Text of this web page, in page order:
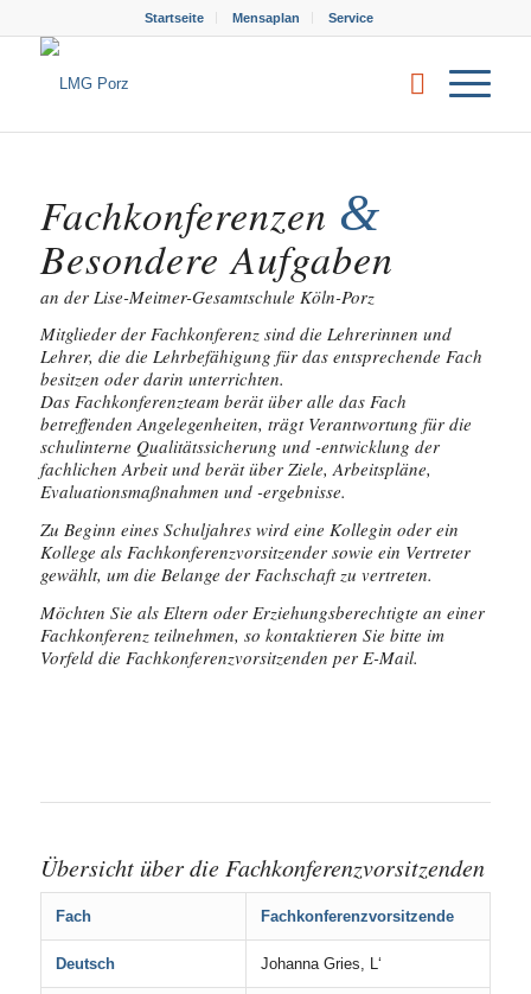
Startseite Mensaplan Service
Fachkonferenzen &
Besondere Aufgaben
an der Lise-Meitner-Gesamtschule Köln-Porz
Mitglieder der Fachkonferenz sind die Lehrerinnen und
Lehrer, die die Lehrbefähigung für das entsprechende Fach
besitzen oder darin unterrichten.
Das Fachkonferenzteam berät über alle das Fach
betreffenden Angelegenheiten, trägt Verantwortung für die
schulinterne Qualitätssicherung und -entwicklung der
fachlichen Arbeit und berät über Ziele, Arbeitspläne,
Evaluationsmaßnahmen und -ergebnisse.
Zu Beginn eines Schuljahres wird eine Kollegin oder ein
Kollege als Fachkonferenzvorsitzender sowie ein Vertreter
gewählt, um die Belange der Fachschaft zu vertreten.
Möchten Sie als Eltern oder Erziehungsberechtigte an einer
Fachkonferenz teilnehmen, so kontaktieren Sie bitte im
Vorfeld die Fachkonferenzvorsitzenden per E-Mail.
Übersicht über die Fachkonferenzvorsitzenden
Fach Fachkonferenzvorsitzende
Deutsch Johanna Gries, L‘